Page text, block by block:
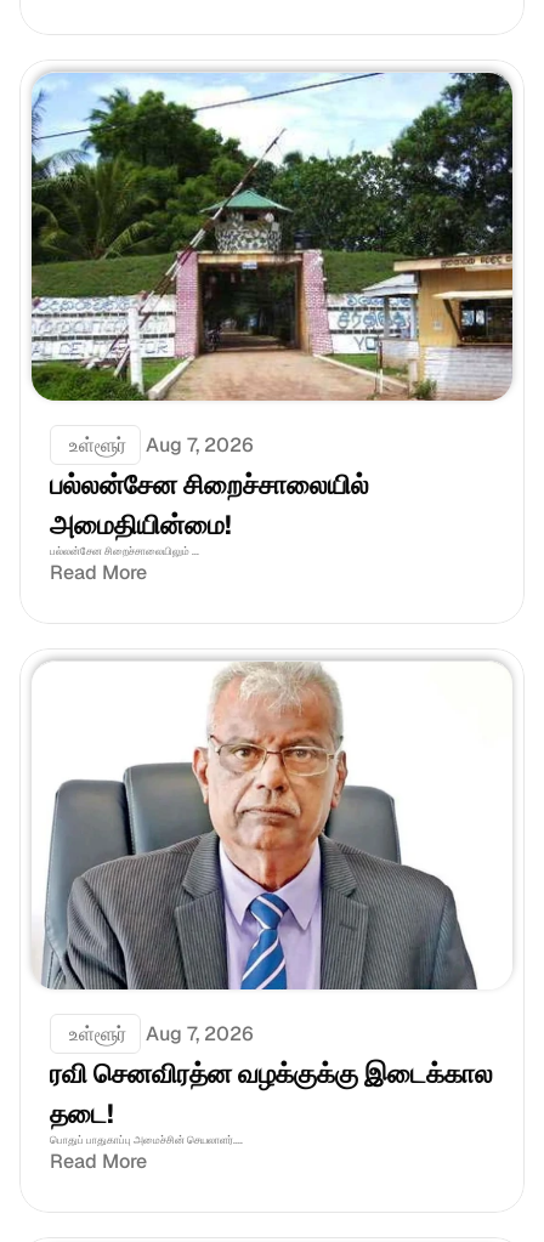
உள்ளூர் Aug 7, 2026
பல்லன்சேன சிறைச்சாலையில்
அமைதியின்மை!
பல்லன்சேன சிறைச்சாலையிலும் ...
Read More
உள்ளூர் Aug 7, 2026
ரவி செனவிரத்ன வழக்குக்கு இடைக்கால
தடை!
பொதுப் பாதுகாப்பு அமைச்சின் செயலாளர்....
Read More